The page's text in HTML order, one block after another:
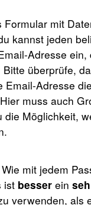
mit
kannst jeden
Adresse
überprüfe,
Email-Adresse
muss auch
die Möglichkeit,
mit jedem
ist besser ein
verwenden, als